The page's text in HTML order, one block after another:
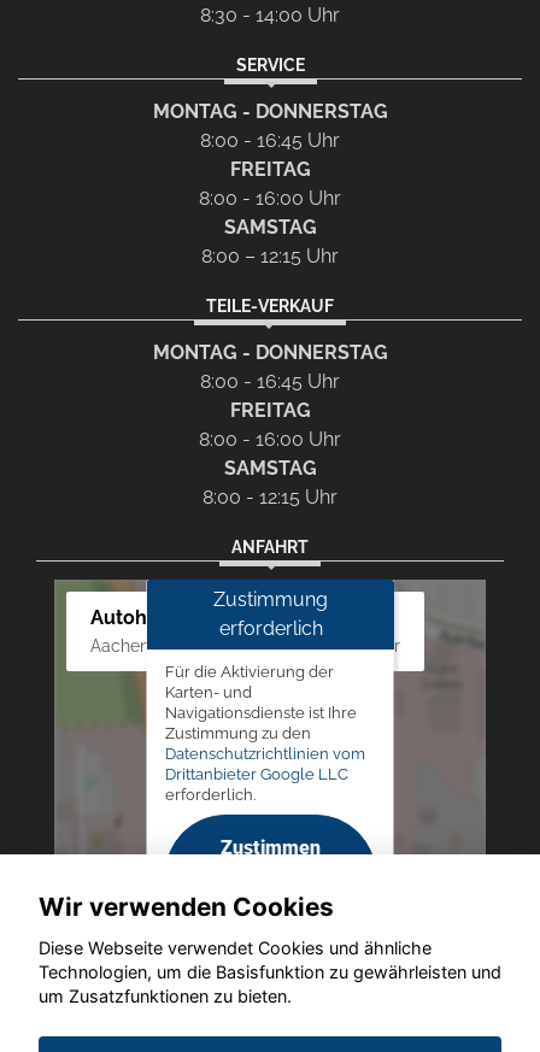
8:30 - 14:00 Uhr
SERVICE
MONTAG - DONNERSTAG
8:00 - 16:45 Uhr
FREITAG
8:00 - 16:00 Uhr
SAMSTAG
8:00 – 12:15 Uhr
TEILE-VERKAUF
MONTAG - DONNERSTAG
8:00 - 16:45 Uhr
FREITAG
8:00 - 16:00 Uhr
SAMSTAG
8:00 - 12:15 Uhr
ANFAHRT
Autohaus Westphal
Aachener Str. 84 - 88, 52249 Eschweiler
Zustimmung
erforderlich
Für die Aktivierung der
Karten- und
Navigationsdienste ist Ihre
Zustimmung zu den
Datenschutzrichtlinien vom
Drittanbieter Google LLC
erforderlich.
Zustimmen
aktivieren
Wir verwenden Cookies
Diese Webseite verwendet Cookies und ähnliche
Technologien, um die Basisfunktion zu gewährleisten und
um Zusatzfunktionen zu bieten.